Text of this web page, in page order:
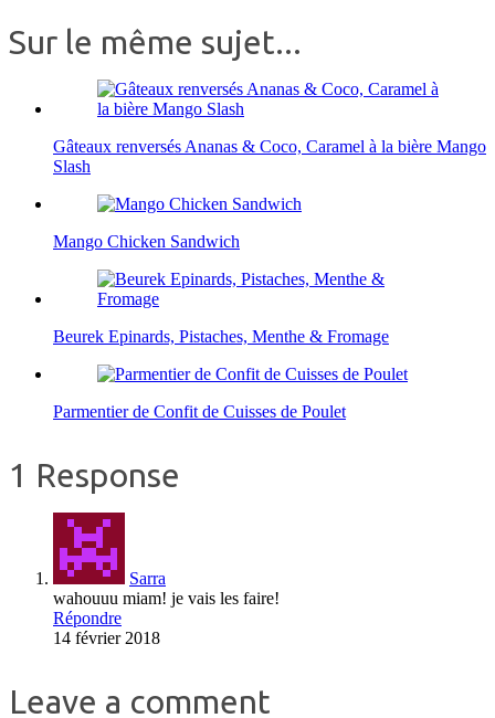
Sur le même sujet...
Gâteaux renversés Ananas & Coco, Caramel à la bière Mango
Slash
Mango Chicken Sandwich
Beurek Epinards, Pistaches, Menthe & Fromage
Parmentier de Confit de Cuisses de Poulet
1 Response
Sarra
wahouuu miam! je vais les faire!
Répondre
14 février 2018
Leave a comment